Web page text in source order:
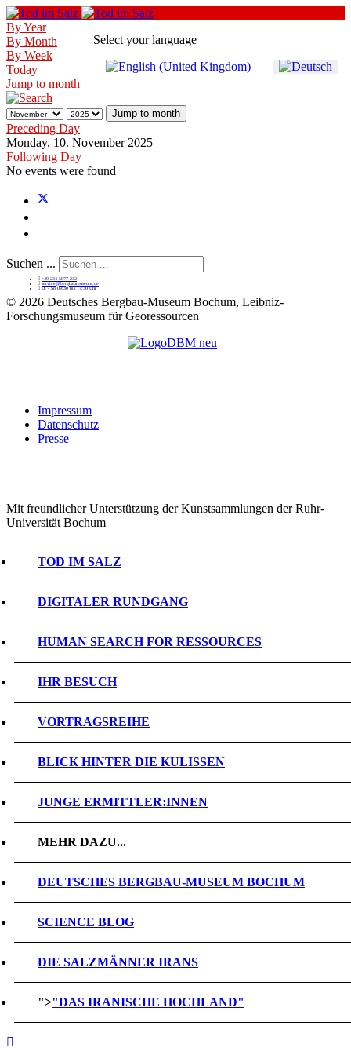
Select your language
By Year
By Month
By Week
Today
Jump to month
Jump to month
Preceding Day
Monday, 10. November 2025
Following Day
No events were found
Suchen ...
+49 234 5877 232
service@bergbaumuseum.de
Di - So 09:30 bis 17:30 Uhr
© 2026 Deutsches Bergbau-Museum Bochum, Leibniz-
Forschungsmuseum für Georessourcen
Impressum
Datenschutz
Presse
Mit freundlicher Unterstützung der Kunstsammlungen der Ruhr-
Universität Bochum
TOD IM SALZ
DIGITALER RUNDGANG
HUMAN SEARCH FOR RESSOURCES
IHR BESUCH
VORTRAGSREIHE
BLICK HINTER DIE KULISSEN
JUNGE ERMITTLER:INNEN
MEHR DAZU...
DEUTSCHES BERGBAU-MUSEUM BOCHUM
SCIENCE BLOG
DIE SALZMÄNNER IRANS
">"DAS IRANISCHE HOCHLAND"